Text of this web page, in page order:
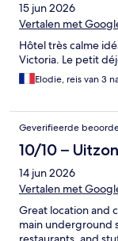
15 jun 2026
Vertalen met
Hôtel très calme
Victoria. Le petit
Elodie, reis van 3
Geverifieerde
10/10 –
14 jun 2026
Vertalen met
Great location and
main underground